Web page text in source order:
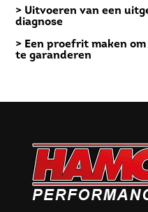
> Uitvoeren van een
diagnose
> Een proefrit maken
te garanderen